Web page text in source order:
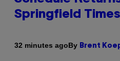
Springfield Times
32 minutes agoBy Brent